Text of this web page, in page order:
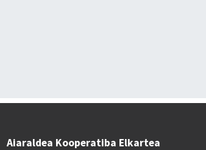
Aiaraldea Kooperatiba Elkartea